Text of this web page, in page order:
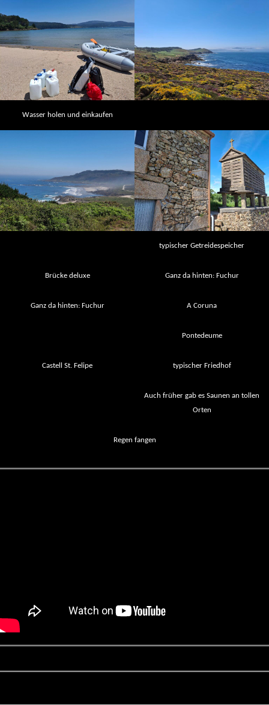
Wasser holen und einkaufen
typischer Getreidespeicher
Brücke deluxe Ganz da hinten: Fuchur
Ganz da hinten: Fuchur A Coruna
Pontedeume
Castell St. Felipe typischer Friedhof
Auch früher gab es Saunen an tollen
Orten
Regen fangen